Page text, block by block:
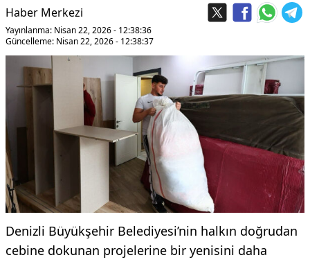
Haber Merkezi
Yayınlanma: Nisan 22, 2026 - 12:38:36
Güncelleme: Nisan 22, 2026 - 12:38:37
Denizli Büyükşehir Belediyesi’nin halkın doğrudan
cebine dokunan projelerine bir yenisini daha